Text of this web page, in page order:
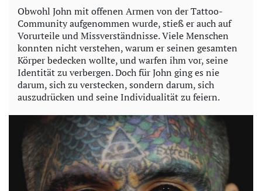
Obwohl John mit offenen Armen von der Tattoo-
Community aufgenommen wurde, stieß er auch auf
Vorurteile und Missverständnisse. Viele Menschen
konnten nicht verstehen, warum er seinen gesamten
Körper bedecken wollte, und warfen ihm vor, seine
Identität zu verbergen. Doch für John ging es nie
darum, sich zu verstecken, sondern darum, sich
auszudrücken und seine Individualität zu feiern.